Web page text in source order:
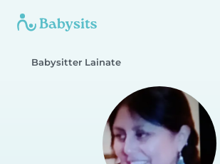
Babysitter Lainate